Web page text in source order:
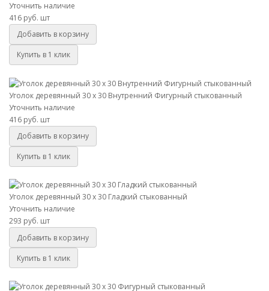
Уточнить наличие
416 руб. шт
Добавить в корзину
Купить в 1 клик
Уголок деревянный 30 х 30 Внутренний Фигурный стыкованный
Уточнить наличие
416 руб. шт
Добавить в корзину
Купить в 1 клик
Уголок деревянный 30 х 30 Гладкий стыкованный
Уточнить наличие
293 руб. шт
Добавить в корзину
Купить в 1 клик